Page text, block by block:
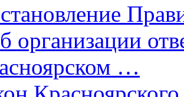
организации
…